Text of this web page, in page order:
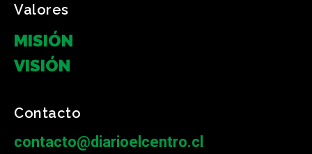
Valores
MISIÓN
VISIÓN
Contacto
contacto@diarioelcentro.cl